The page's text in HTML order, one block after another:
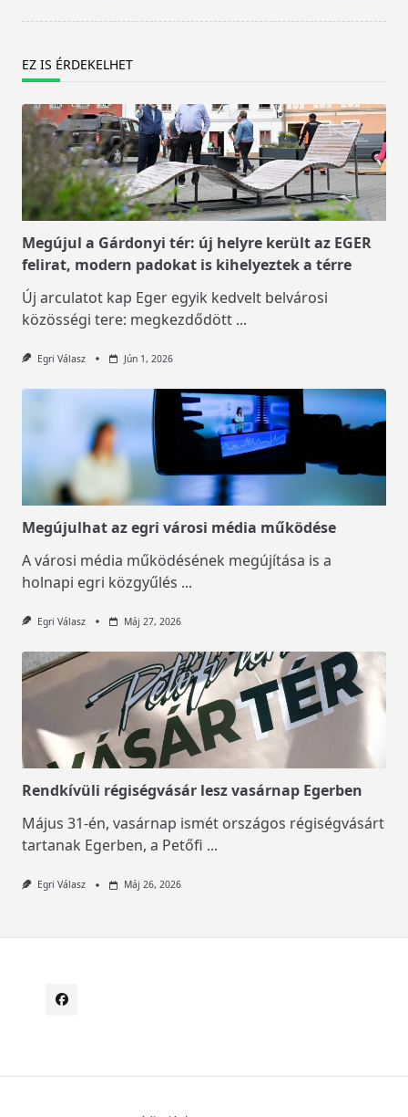
EZ IS ÉRDEKELHET
Megújul a Gárdonyi tér: új helyre került az EGER
felirat, modern padokat is kihelyeztek a térre
Új arculatot kap Eger egyik kedvelt belvárosi
közösségi tere: megkezdődött ...
Egri Válasz Jún 1, 2026
Megújulhat az egri városi média működése
A városi média működésének megújítása is a
holnapi egri közgyűlés ...
Egri Válasz Máj 27, 2026
Rendkívüli régiségvásár lesz vasárnap Egerben
Május 31-én, vasárnap ismét országos régiségvásárt
tartanak Egerben, a Petőfi ...
Egri Válasz Máj 26, 2026